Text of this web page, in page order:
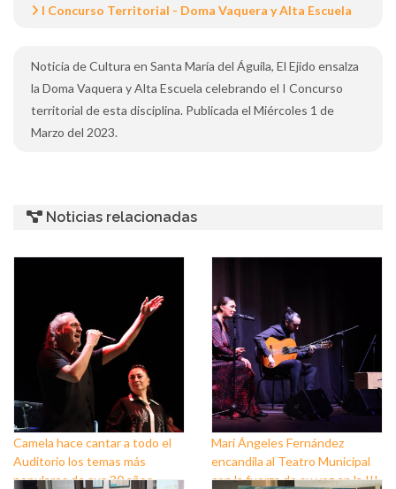
I Concurso Territorial - Doma Vaquera y Alta Escuela
Noticia de Cultura en Santa María del Águila, El Ejido ensalza
la Doma Vaquera y Alta Escuela celebrando el I Concurso
territorial de esta disciplina. Publicada el Miércoles 1 de
Marzo del 2023.
Noticias relacionadas
Camela hace cantar a todo el
Auditorio los temas más
populares de sus 30 años
Mari Ángeles Fernández
encandila al Teatro Municipal
con la fuerza de su voz en la III